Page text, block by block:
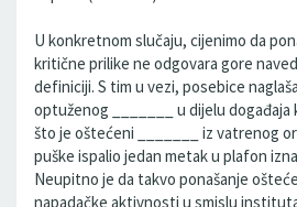
U konkretnom slučaju, cijenimo da
kritične prilike ne odgovara gore
definiciji. S tim u vezi, posebice
optuženog _______ u dijelu događaja
što je oštećeni _______ iz vatrenog
puške ispalio jedan metak u plafon
Neupitno je da takvo ponašanje
napadačke aktivnosti u smislu